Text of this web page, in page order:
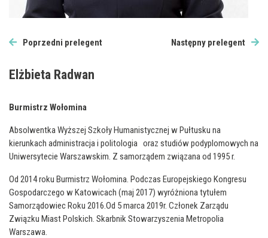
Poprzedni prelegent Następny prelegent
Elżbieta Radwan
Burmistrz Wołomina
Absolwentka Wyższej Szkoły Humanistycznej w Pułtusku na
kierunkach administracja i politologia oraz studiów podyplomowych na
Uniwersytecie Warszawskim. Z samorządem związana od 1995 r.
Od 2014 roku Burmistrz Wołomina. Podczas Europejskiego Kongresu
Gospodarczego w Katowicach (maj 2017) wyróżniona tytułem
Samorządowiec Roku 2016.Od 5 marca 2019r. Członek Zarządu
Związku Miast Polskich. Skarbnik Stowarzyszenia Metropolia
Warszawa.